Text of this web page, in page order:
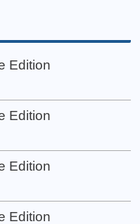
Edition
Edition
Edition
Edition